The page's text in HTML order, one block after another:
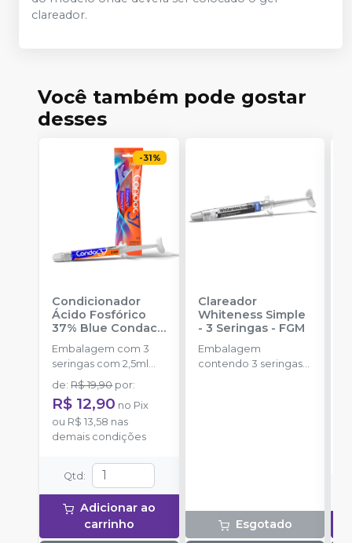
clareador.
Você também pode gostar
desses
-31%
Condicionador
Ácido Fosfórico
37% Blue Condac-
FGM
Embalagem com 3
seringas com 2,5ml
cada uma e 3
ponteiras para
aplicação.
de:R$ 19,90 por:
R$ 12,90 no Pix
ou R$ 13,58 nas
demais condições
Qtd :
Adicionar ao
carrinho
Clareador
Whiteness Simple
- 3 Seringas- FGM
Embalagem
contendo 3 seringas
Esgotado